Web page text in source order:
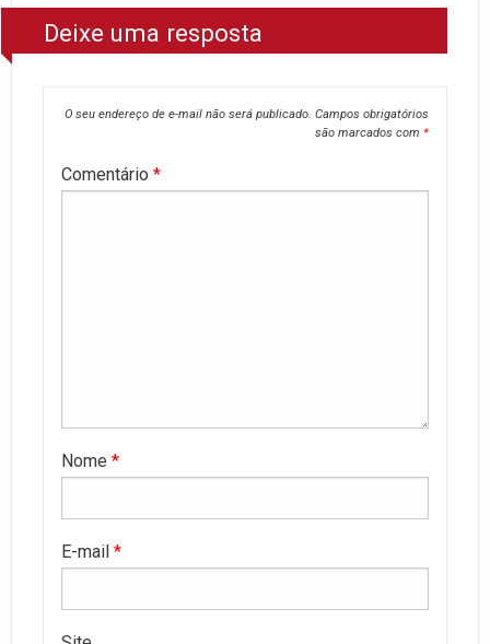
Deixe uma resposta
O seu endereço de e-mail não será publicado. Campos obrigatórios
são marcados com *
Comentário *
Nome *
E-mail *